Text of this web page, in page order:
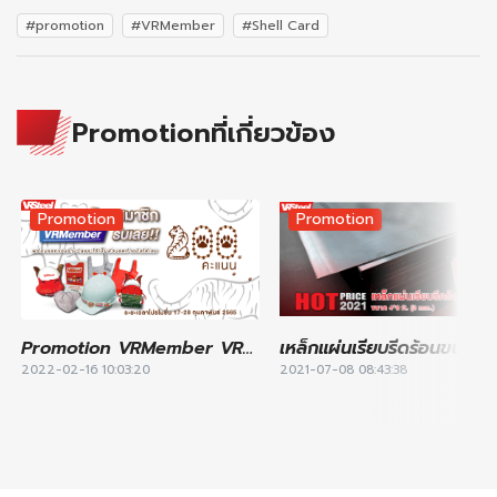
#promotion #VRMember #Shell Card
Promotionที่เกี่ยวข้อง
Promotion
Promotion VRMember VRPoint February 2022
2022-02-16 10:03:20
Promotion
2021-07-08 08:43:38